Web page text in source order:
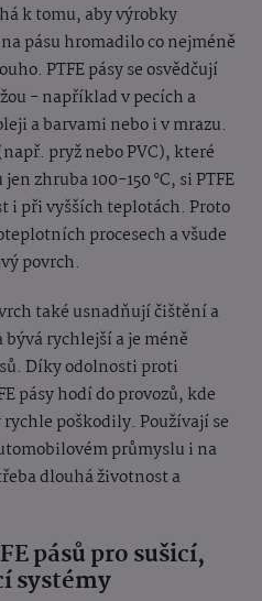
k tomu, aby výrobky
pásu hromadilo co nejméně
PTFE pásy se osvědčují
- například v pecích a
a barvami nebo i v mrazu.
pryž nebo PVC), které
zhruba 100-150 °C, si PTFE
i při vyšších teplotách. Proto
procesech a všude
povrch.
také usnadňují čištění a
rychlejší a je méně
Díky odolnosti proti
pásy hodí do provozů, kde
poškodily. Používají se
průmyslu i na
dlouhá životnost a
pásů pro sušicí,
systémy